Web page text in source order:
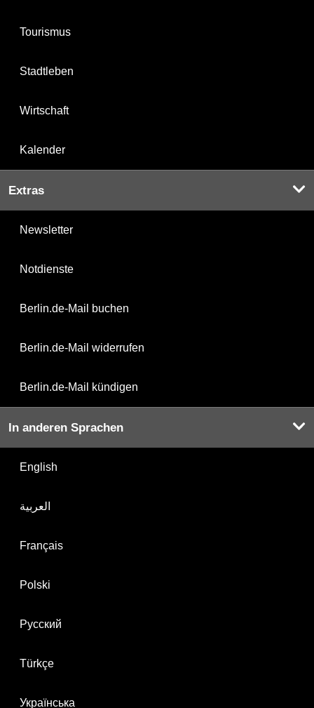
Tourismus
Stadtleben
Wirtschaft
Kalender
Extras
Newsletter
Notdienste
Berlin.de-Mail buchen
Berlin.de-Mail widerrufen
Berlin.de-Mail kündigen
In anderen Sprachen
English
العربية
Français
Polski
Русский
Türkçe
Українська